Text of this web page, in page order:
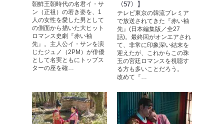
朝鮮王朝時代の名君イ・サ
ン（正祖）の若き姿を、1
人の女性を愛した男として
の側面から描いた大ヒット
ロマンス史劇『赤い袖
先』。主人公イ・サンを演
じたジュノ（2PM）が俳優
として名実ともにトップス
ターの座を確…
〈57〉】
テレビ東京の韓流プレミア
で放送されてきた『赤い袖
先』(日本編集版／全27
話)。最終回がオンエアされ
て、非常に印象深い結末を
迎えたが、これからこの珠
玉の宮廷ロマンスを視聴す
る方も多いことだろう。
改めて『…